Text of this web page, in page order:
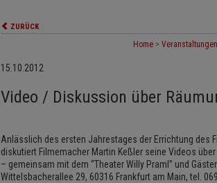
ZURÜCK
Home> Veranstaltungen
15.10.2012
Video / Diskussion über
Anlässlich des ersten Jahrestages der Errichtung des
diskutiert Filmemacher Martin Keßler seine Videos
– gemeinsam mit dem “Theater Willy Praml” und
Wittelsbacherallee 29, 60316 Frankfurt am Main, tel.